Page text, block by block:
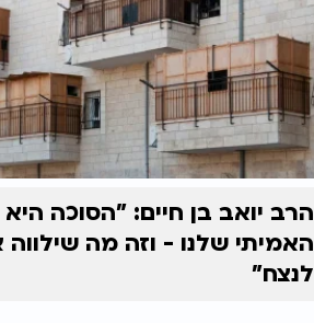
הרב יואב בן חיים: "הסוכה
האמיתי שלנו - וזה מה שילווה
לנצח"